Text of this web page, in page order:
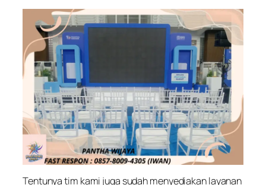
Tentunya tim kami juga sudah menyediakan layanan